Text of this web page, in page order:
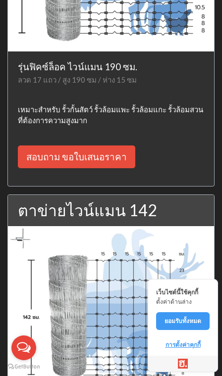
รุ่นฟิคซ์ล็อค ไวน์แมน 190 ซม.
ลวด 17 แถว / สูง 190 ซม / ห่าง 15 ซม
เหมาะสำหรับ รั้วกั้นสัตว์ รั้วล้อมแพะ รั้วล้อมแกะ รั้วล้อมสวน
ที่ต้องการความสูงมาก
สอบถาม ขอใบเสนอราคา
ตาข่ายไวน์แมน 142
เว็บไซต์นี้ใช้คุกกี้
ตั้งค่าด้านล่าง
ยอมรับทั้งหมด
การตั้งค่าคุกกี้